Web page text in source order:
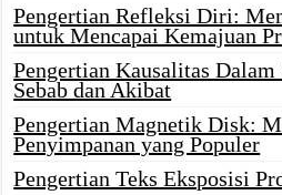
Pengertian Refleksi Diri:
untuk Mencapai Kemajuan
Pengertian Kausalitas Dalam
Sebab dan Akibat
Pengertian Magnetik Disk:
Penyimpanan yang Populer
Pengertian Teks Eksposisi